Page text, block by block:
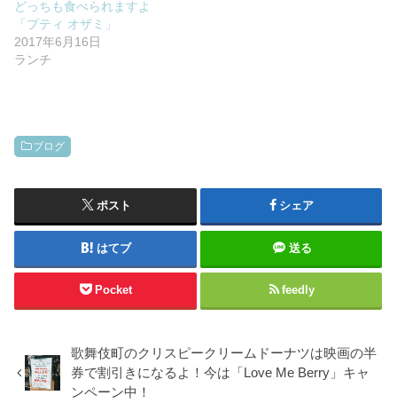
どっちも食べられますよ
「プティ オザミ」
2017年6月16日
ランチ
ブログ
ポスト シェア
はてブ 送る
Pocket feedly
歌舞伎町のクリスピークリームドーナツは映画の半
券で割引きになるよ！今は「Love Me Berry」キャ
ンペーン中！